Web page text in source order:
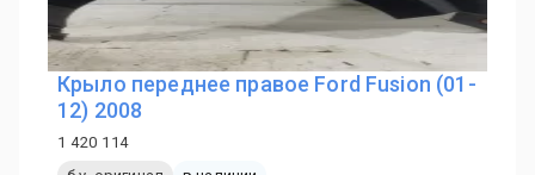
Крыло переднее правое Ford Fusion (01-
12) 2008
1 420 114